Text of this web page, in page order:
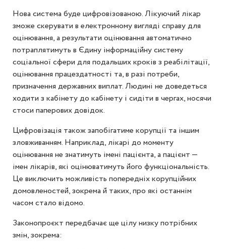
Нова система буде цифровізованою. Лікуючий лікар
зможе скерувати в електронному вигляді справу для
оцінювання, а результати оцінювання автоматично
потраплятимуть в Єдину інформаційну систему
соціальної сфери для подальших кроків з реабілітації,
оцінювання працездатності та, в разі потреби,
призначення державних виплат. Людині не доведеться
ходити з кабінету до кабінету і сидіти в чергах, носячи
стоси паперових довідок.
Цифровізація також запобігатиме корупції та іншим
зловживанням. Наприклад, лікарі до моменту
оцінювання не знатимуть імені пацієнта, а пацієнт —
імен лікарів, які оцінюватимуть його функціональність.
Це виключить можливість попередніх корупційних
домовленостей, зокрема й таких, про які останнім
часом стало відомо.
Законопроєкт передбачає ще цілу низку потрібних
змін, зокрема: